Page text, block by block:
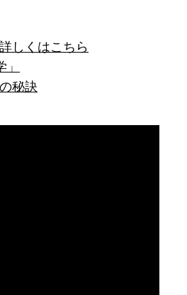
しくはこちら
秘訣